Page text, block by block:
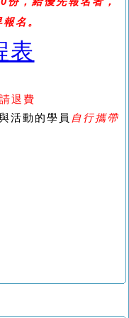
名。
表
退費
活動的學員 自行攜帶